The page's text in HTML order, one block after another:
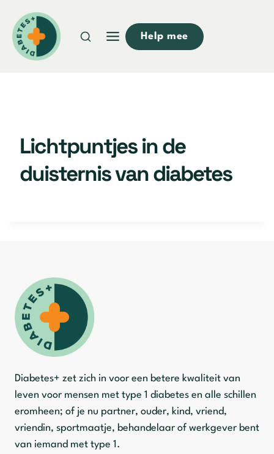
naar
inhoud
Help mee
Lichtpuntjes in de
duisternis van diabetes
Diabetes+ zet zich in voor een betere kwaliteit van
leven voor mensen met type 1 diabetes en alle schillen
eromheen; of je nu partner, ouder, kind, vriend,
vriendin, sportmaatje, behandelaar of werkgever bent
van iemand met type 1.